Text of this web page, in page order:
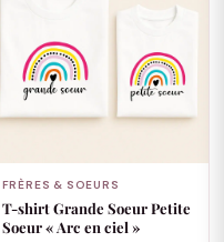
FRÈRES & SOEURS
T-shirt Grande Soeur Petite
Soeur « Arc en ciel »